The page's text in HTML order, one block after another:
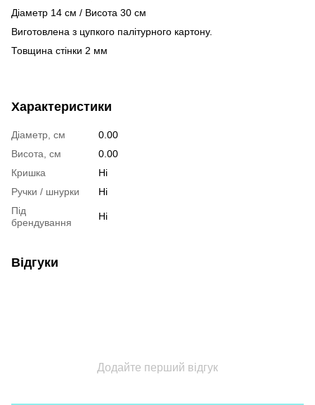
Діаметр 14 см / Висота 30 см
Виготовлена з цупкого палітурного картону.
Товщина стінки 2 мм
Характеристики
Діаметр, см
0.00
Висота, см
0.00
Кришка
Ні
Ручки / шнурки
Ні
Під
брендування
Ні
Відгуки
Додайте перший відгук